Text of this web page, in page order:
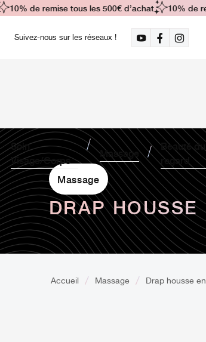
Suivez-nous sur les réseaux !
Soin
Visage/Corps
Massage
Beauté du
regard
10% de remise tous les 500€ d’achat 10% de
Massage
DRAP HOUSSE
Accueil Massage Drap housse